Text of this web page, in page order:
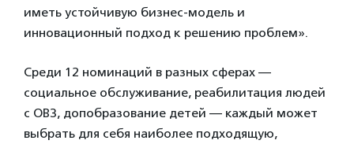
иметь устойчивую бизнес-модель и
инновационный подход к решению проблем».
Среди 12 номинаций в разных сферах —
социальное обслуживание, реабилитация людей
с ОВЗ, допобразование детей — каждый может
выбрать для себя наиболее подходящую,